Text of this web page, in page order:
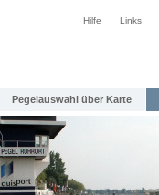
Hilfe Links
Pegelauswahl über Karte